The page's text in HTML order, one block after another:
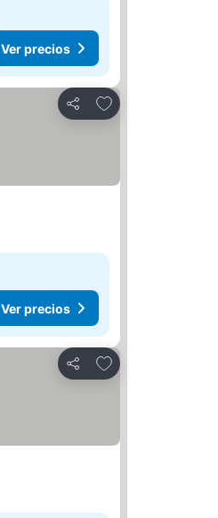
Ver precios
Compartir
Agregar a favoritos
Ver precios
Compartir
Agregar a favoritos